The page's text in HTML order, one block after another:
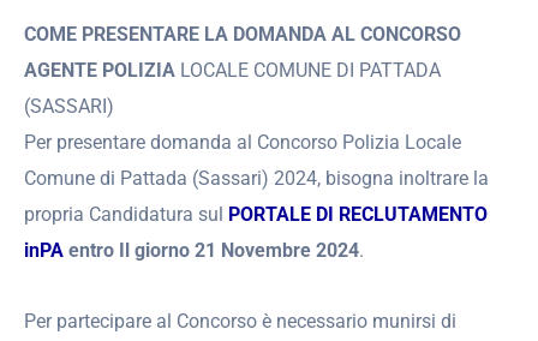
COME PRESENTARE LA DOMANDA AL CONCORSO
AGENTE POLIZIA LOCALE COMUNE DI PATTADA
(SASSARI)
Per presentare domanda al Concorso Polizia Locale
Comune di Pattada (Sassari) 2024, bisogna inoltrare la
propria Candidatura sul PORTALE DI RECLUTAMENTO
inPA entro Il giorno 21 Novembre 2024.
Per partecipare al Concorso è necessario munirsi di